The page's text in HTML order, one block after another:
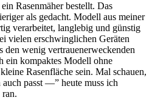
Rasenmäher bestellt. Das
als gedacht. Modell aus meiner
verarbeitet, langlebig und günstig
vielen erschwinglichen Geräten
den wenig vertrauenerweckenden
ein kompaktes Modell ohne
Rasenfläche sein. Mal schauen,
passt —” heute muss ich